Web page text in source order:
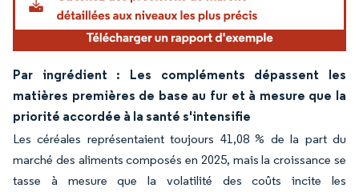
Par ingrédient : Les compléments dépassent les
matières premières de base au fur et à mesure que la
priorité accordée à la santé s'intensifie
Les céréales représentaient toujours 41,08 % de la part du
marché des aliments composés en 2025, mais la croissance se
tasse à mesure que la volatilité des coûts incite les